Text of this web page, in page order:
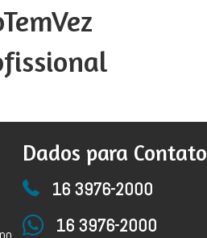
Dados para Contato
16 3976-2000
16 3976-2000